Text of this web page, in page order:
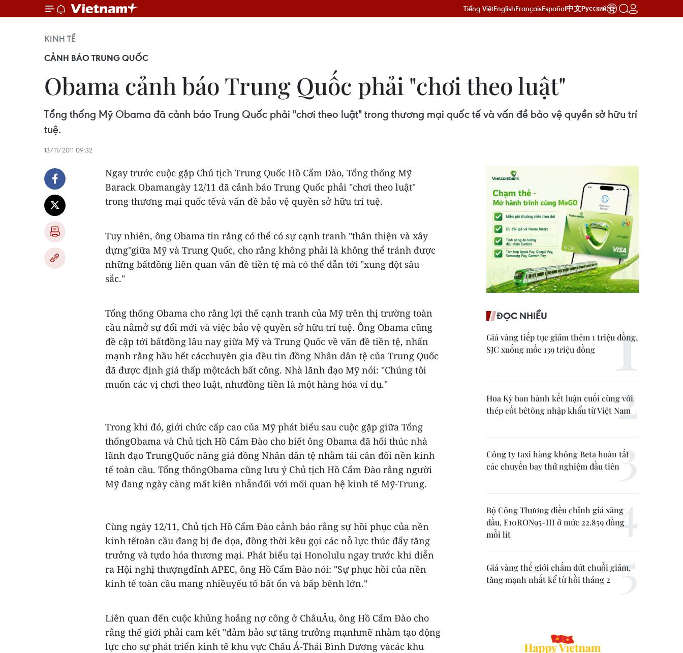
Tiếng ViệtEnglishFrançaisEspañol中文Русский
KINH TẾ
CẢNH BÁO TRUNG QUỐC
Obama cảnh báo Trung Quốc phải "chơi theo luật"
Tổng thống Mỹ Obama đã cảnh báo Trung Quốc phải "chơi theo luật" trong thương mại quốc tế và vấn đề bảo vệ quyền sở hữu trí
tuệ.
13/11/2011 09:32
Ngay trước cuộc gặp Chủ tịch Trung Quốc Hồ Cẩm Đào, Tổng thống Mỹ
Barack Obamangày 12/11 đã cảnh báo Trung Quốc phải "chơi theo luật"
trong thương mại quốc tếvà vấn đề bảo vệ quyền sở hữu trí tuệ.
Tuy nhiên, ông Obama tin rằng có thể có sự cạnh tranh "thân thiện và xây
dựng"giữa Mỹ và Trung Quốc, cho rằng không phải là không thể tránh được
những bấtđồng liên quan vấn đề tiền tệ mà có thể dẫn tới "xung đột sâu
sắc."
Tổng thống Obama cho rằng lợi thế cạnh tranh của Mỹ trên thị trường toàn
cầu nằmở sự đổi mới và việc bảo vệ quyền sở hữu trí tuệ. Ông Obama cũng
đề cập tới bấtđồng lâu nay giữa Mỹ và Trung Quốc về vấn đề tiền tệ, nhấn
mạnh rằng hầu hết cácchuyên gia đều tin đồng Nhân dân tệ của Trung Quốc
đã được định giá thấp mộtcách bất công. Nhà lãnh đạo Mỹ nói: "Chúng tôi
muốn các vị chơi theo luật, nhưđồng tiền là một hàng hóa ví dụ."
Trong khi đó, giới chức cấp cao của Mỹ phát biểu sau cuộc gặp giữa Tổng
thốngObama và Chủ tịch Hồ Cẩm Đào cho biết ông Obama đã hối thúc nhà
lãnh đạo TrungQuốc nâng giá đồng Nhân dân tệ nhằm tái cân đối nền kinh
tế toàn cầu. Tổng thốngObama cũng lưu ý Chủ tịch Hồ Cẩm Đào rằng người
Mỹ đang ngày càng mất kiên nhẫnđối với mối quan hệ kinh tế Mỹ-Trung.
Cùng ngày 12/11, Chủ tịch Hồ Cẩm Đào cảnh báo rằng sự hồi phục của nền
kinh tếtoàn cầu đang bị đe dọa, đồng thời kêu gọi các nỗ lực thúc đẩy tăng
trưởng và tựdo hóa thương mại. Phát biểu tại Honolulu ngay trước khi diễn
ra Hội nghị thượngđỉnh APEC, ông Hồ Cẩm Đào nói: "Sự phục hồi của nền
kinh tế toàn cầu mang nhiềuyếu tố bất ổn và bấp bênh lớn."
Liên quan đến cuộc khủng hoảng nợ công ở ChâuÂu, ông Hồ Cẩm Đào cho
rằng thế giới phải cam kết "đảm bảo sự tăng trưởng mạnhmẽ nhằm tạo động
lực cho sự phát triển kinh tế khu vực Châu Á-Thái Bình Dương vàcác khu
ĐỌC NHIỀU
Giá vàng tiếp tục giảm thêm 1 triệu đồng,
SJC xuống mốc 139 triệu đồng
Hoa Kỳ ban hành kết luận cuối cùng với
thép cốt bêtông nhập khẩu từ Việt Nam
Công ty taxi hàng không Beta hoàn tất
các chuyến bay thử nghiệm đầu tiên
Bộ Công Thương điều chỉnh giá xăng
dầu, E10RON95-III ở mức 22.859 đồng
mỗi lít
Giá vàng thế giới chấm dứt chuỗi giảm,
tăng mạnh nhất kể từ hồi tháng 2